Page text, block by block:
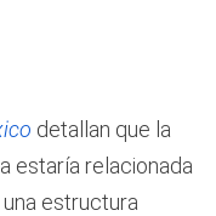
detallan que la
estaría relacionada
una estructura